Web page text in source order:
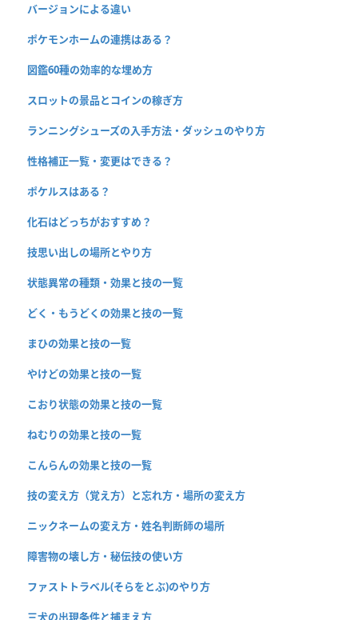
バージョンによる違い
ポケモンホームの連携はある？
図鑑60種の効率的な埋め方
スロットの景品とコインの稼ぎ方
ランニングシューズの入手方法・ダッシュのやり方
性格補正一覧・変更はできる？
ポケルスはある？
化石はどっちがおすすめ？
技思い出しの場所とやり方
状態異常の種類・効果と技の一覧
どく・もうどくの効果と技の一覧
まひの効果と技の一覧
やけどの効果と技の一覧
こおり状態の効果と技の一覧
ねむりの効果と技の一覧
こんらんの効果と技の一覧
技の変え方（覚え方）と忘れ方・場所の変え方
ニックネームの変え方・姓名判断師の場所
障害物の壊し方・秘伝技の使い方
ファストトラベル(そらをとぶ)のやり方
三犬の出現条件と捕まえ方